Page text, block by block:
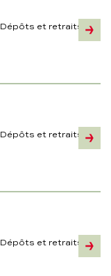
Dépôts et retraits
Dépôts et retraits
Dépôts et retraits